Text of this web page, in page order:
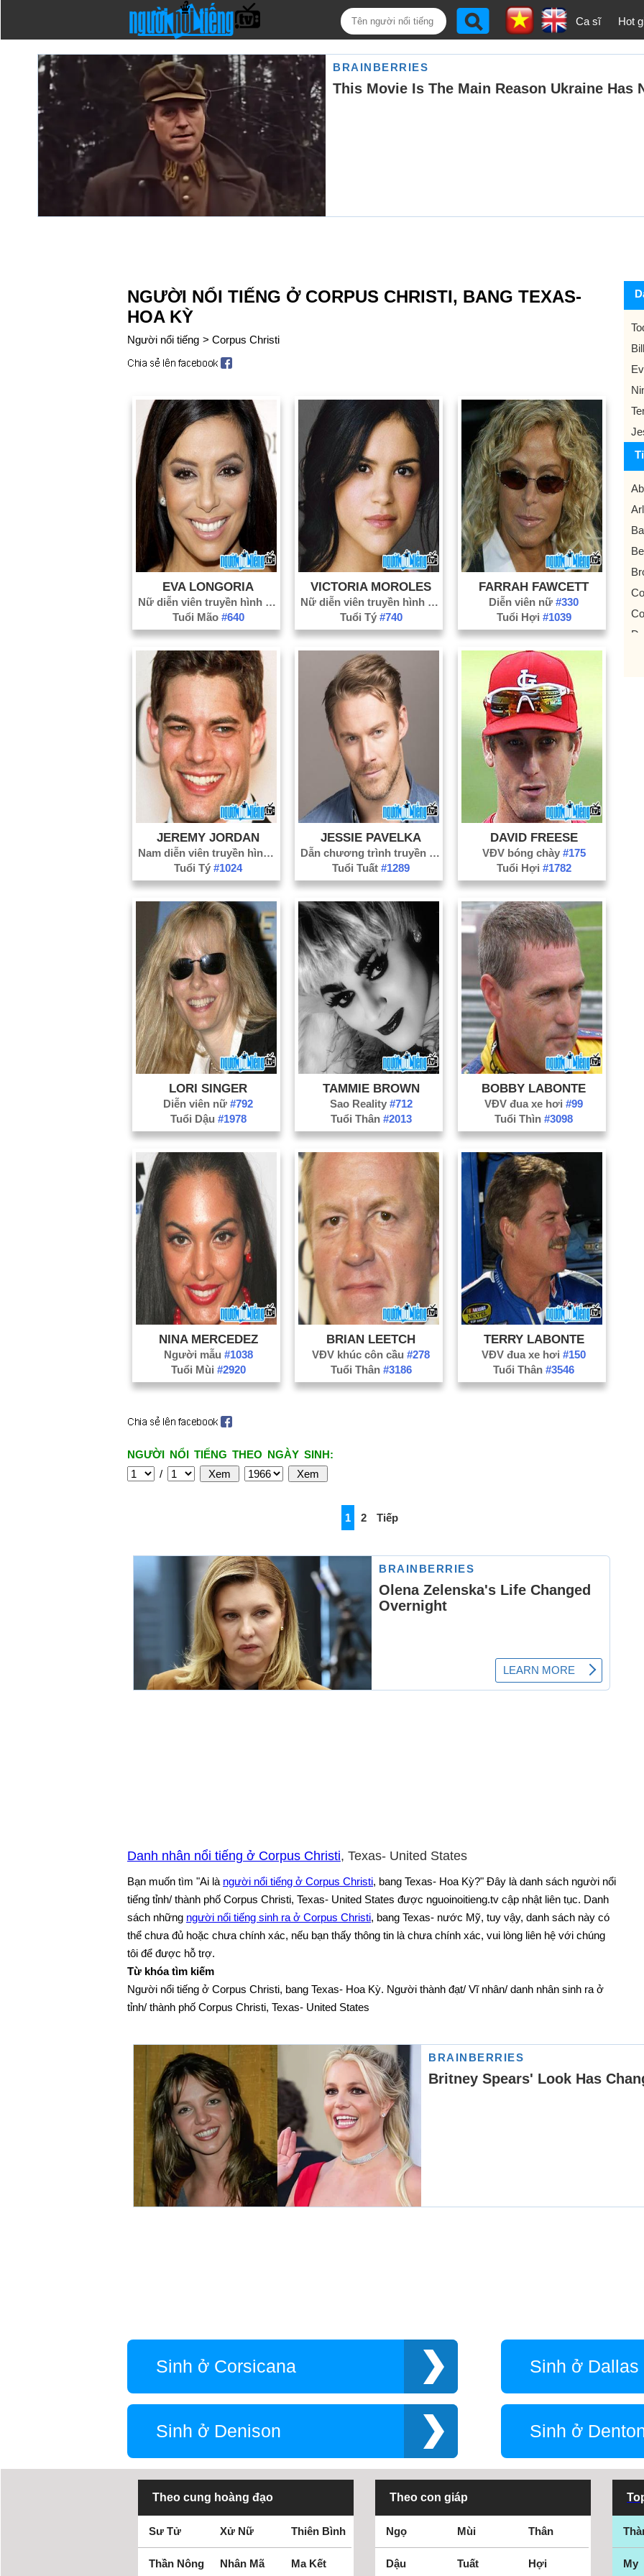
Ca sĩ Hot
NGƯỜI NỔI TIẾNG Ở CORPUS CHRISTI, BANG TEXAS-
HOA KỲ
Người nổi tiếng > Corpus Christi
EVA LONGORIA
Nữ diễn viên truyền hình
#161
Tuổi Mão #640
VICTORIA MOROLES
Nữ diễn viên truyền hình
#285
Tuổi Tý #740
FARRAH FAWCETT
Diễn viên nữ#330
Tuổi Hợi #1039
JEREMY JORDAN
Nam diễn viên truyền hình#533
Tuổi Tý#1024
JESSIE PAVELKA
Dẫn chương trình truyền hình
Tuổi Tuất#1289
DAVID FREESE
VĐV bóng chày #175
Tuổi Hợi #1782
LORI SINGER
Diễn viên nữ#792
Tuổi Dậu #1978
TAMMIE BROWN
Sao Reality #712
Tuổi Thân #2013
BOBBY LABONTE
VĐV đua xe hơi#99
Tuổi Thìn#3098
NINA MERCEDEZ
Người mẫu #1038
Tuổi Mùi #2920
BRIAN LEETCH
VĐV khúc côn cầu#278
Tuổi Thân #3186
TERRY LABONTE
VĐV đua xe hơi#150
Tuổi Thân#3546
NGƯỜI NỔI TIẾNG THEO NGÀY SINH:
/
1 2 Tiếp
Danh nhân nổi tiếng ở Corpus Christi, Texas- United States
Bạn muốn tìm "Ai là người nổi tiếng ở Corpus Christi, bang Texas- Hoa Kỳ?" Đây là danh sách người nổi
tiếng tỉnh/ thành phố Corpus Christi, Texas- United States được nguoinoitieng.tv cập nhật liên tục. Danh
sách những người nổi tiếng sinh ra ở Corpus Christi, bang Texas- nước Mỹ, tuy vậy, danh sách này có
thể chưa đủ hoặc chưa chính xác, nếu bạn thấy thông tin là chưa chính xác, vui lòng liên hệ với chúng
tôi để được hỗ trợ.
Từ khóa tìm kiếm
Người nổi tiếng ở Corpus Christi, bang Texas- Hoa Kỳ. Người thành đạt/ Vĩ nhân/ danh nhân sinh ra ở
tỉnh/ thành phố Corpus Christi, Texas- United States
Sinh ở Corsicana Sinh ở Dallas
Sinh ở Denison Sinh ở
Theo cung hoàng đạo
Sư Tử Xử Nữ Thiên Bình
Thần Nông Nhân Mã Ma Kết
Theo con giáp
Ngọ Mùi Thân
Dậu Tuất Hợi My